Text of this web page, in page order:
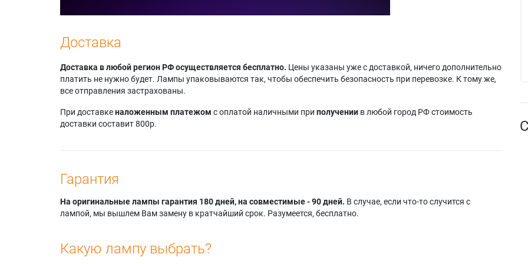
Доставка
Доставка в любой регион РФ осуществляется бесплатно. Цены указаны уже с доставкой, ничего дополнительно
платить не нужно будет. Лампы упаковываются так, чтобы обеспечить безопасность при перевозке. К тому же,
все отправления застрахованы.
При доставкеналоженным платежом с оплатой наличными при получении в любой город РФ стоимость
доставки составит 800р.
Гарантия
На оригинальные лампы гарантия 180 дней, на совместимые - 90 дней. В случае, если что-то случится с
лампой, мы вышлем Вам замену в кратчайший срок. Разумеется, бесплатно.
Какую лампу выбрать?